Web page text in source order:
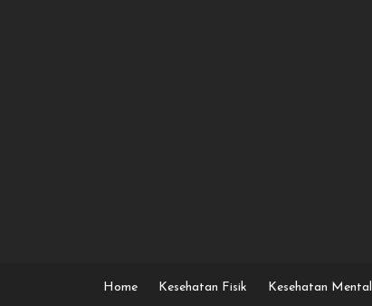
Home Kesehatan Fisik Kesehatan Mental